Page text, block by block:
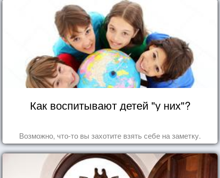
Как воспитывают детей "у них"?
Возможно, что-то вы захотите взять себе на заметку.